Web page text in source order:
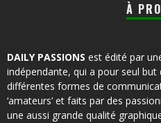
À
DAILY PASSIONS est édité par
indépendante, qui a pour seul
différentes formes de
‘amateurs’ et faits par des
une aussi grande qualité